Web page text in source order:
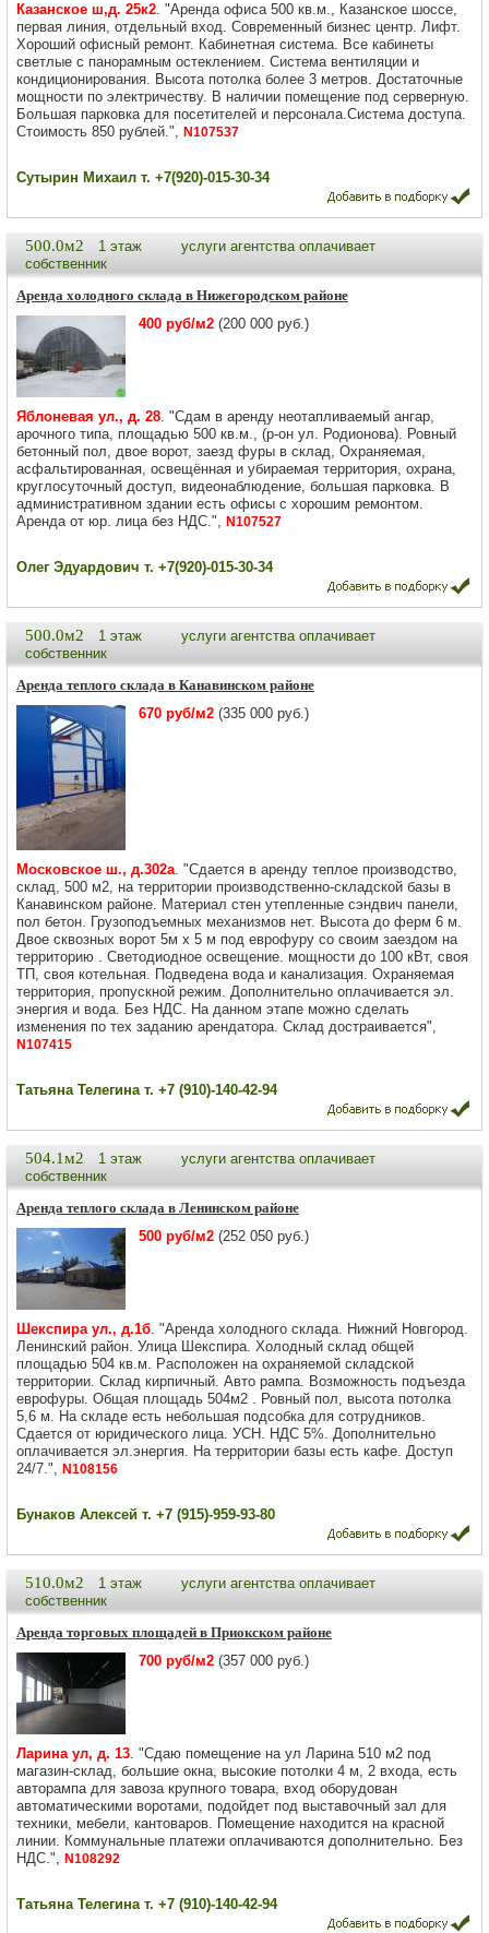
Казанское ш,д. 25к2. "Аренда офиса 500 кв.м., Казанское шоссе,
первая линия, отдельный вход. Современный бизнес центр. Лифт.
Хороший офисный ремонт. Кабинетная система. Все кабинеты
светлые с панорамным остеклением. Система вентиляции и
кондиционирования. Высота потолка более 3 метров. Достаточные
мощности по электричеству. В наличии помещение под серверную.
Большая парковка для посетителей и персонала.Система доступа.
Стоимость 850 рублей.", N107537
Сутырин Михаил т. +7(920)-015-30-34
500.0м2 1 этаж
услуги агентства оплачивает
собственник
Аренда холодного склада в Нижегородском районе
400 руб/м2 (200 000 руб.)
Яблоневая ул., д. 28. "Сдам в аренду неотапливаемый ангар,
арочного типа, площадью 500 кв.м., (р-он ул. Родионова). Ровный
бетонный пол, двое ворот, заезд фуры в склад, Охраняемая,
асфальтированная, освещённая и убираемая территория, охрана,
круглосуточный доступ, видеонаблюдение, большая парковка. В
административном здании есть офисы с хорошим ремонтом.
Аренда от юр. лица без НДС.", N107527
Олег Эдуардович т. +7(920)-015-30-34
500.0м2 1 этаж
услуги агентства оплачивает
собственник
Аренда теплого склада в Канавинском районе
670 руб/м2 (335 000 руб.)
Московское ш., д.302а. "Сдается в аренду теплое производство,
склад, 500 м2, на территории производственно-складской базы в
Канавинском районе. Материал стен утепленные сэндвич панели,
пол бетон. Грузоподъемных механизмов нет. Высота до ферм 6 м.
Двое сквозных ворот 5м х 5 м под еврофуру со своим заездом на
территорию . Светодиодное освещение. мощности до 100 кВт, своя
ТП, своя котельная. Подведена вода и канализация. Охраняемая
территория, пропускной режим. Дополнительно оплачивается эл.
энергия и вода. Без НДС. На данном этапе можно сделать
изменения по тех заданию арендатора. Склад достраивается",
N107415
Татьяна Телегина т. +7 (910)-140-42-94
504.1м2 1 этаж
услуги агентства оплачивает
собственник
Аренда теплого склада в Ленинском районе
500 руб/м2 (252 050 руб.)
Шекспира ул., д.1б. "Аренда холодного склада. Нижний Новгород.
Ленинский район. Улица Шекспира. Холодный склад общей
площадью 504 кв.м. Расположен на охраняемой складской
территории. Склад кирпичный. Авто рампа. Возможность подъезда
еврофуры. Общая площадь 504м2 . Ровный пол, высота потолка
5,6 м. На складе есть небольшая подсобка для сотрудников.
Сдается от юридического лица. УСН. НДС 5%. Дополнительно
оплачивается эл.энергия. На территории базы есть кафе. Доступ
24/7.", N108156
Бунаков Алексей т. +7 (915)-959-93-80
510.0м2 1 этаж
услуги агентства оплачивает
собственник
Аренда торговых площадей в Приокском районе
700 руб/м2 (357 000 руб.)
Ларина ул, д. 13. "Сдаю помещение на ул Ларина 510 м2 под
магазин-склад, большие окна, высокие потолки 4 м, 2 входа, есть
авторампа для завоза крупного товара, вход оборудован
автоматическими воротами, подойдет под выставочный зал для
техники, мебели, кантоваров. Помещение находится на красной
линии. Коммунальные платежи оплачиваются дополнительно. Без
НДС.", N108292
Татьяна Телегина т. +7 (910)-140-42-94